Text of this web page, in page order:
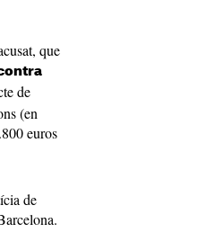
que
de
(en
euros
de